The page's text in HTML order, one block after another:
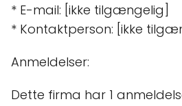
* E-mail: [ikke tilgængelig]
* Kontaktperson: [ikke
Anmeldelser:
Dette firma har 1